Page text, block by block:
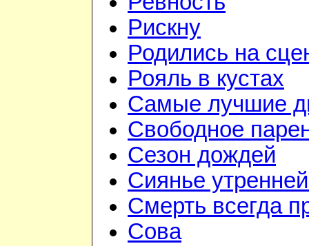
Рискну
Родились на
Рояль в кустах
Самые лучшие
Свободное
Сезон дождей
Сиянье
Смерть всегда
Сова